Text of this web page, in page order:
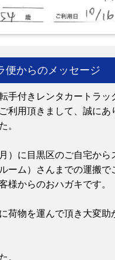
便からのメッセージ
手付きレンタカートラッ
利用頂きまして、誠にあ
。
）に目黒区のご自宅から
ーム）さんまでの運搬で
様からのおハガキです。
荷物を運んで頂き大変助
。